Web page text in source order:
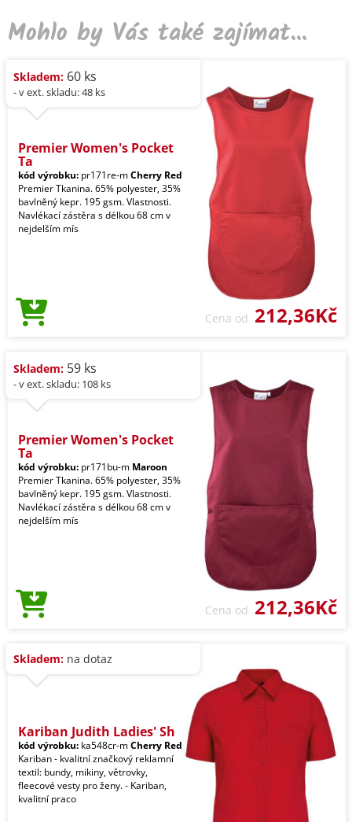
Mohlo by Vás také zajímat...
Skladem: 60 ks
- v ext. skladu: 48 ks
Premier Women's Pocket
Ta
kód výrobku: pr171re-mCherry Red
Premier Tkanina. 65% polyester, 35%
bavlněný kepr. 195 gsm. Vlastnosti.
Navlékací zástěra s délkou 68 cm v
nejdelším mís
Cena od 212,36Kč
Skladem: 59 ks
- v ext. skladu: 108 ks
Premier Women's Pocket
Ta
kód výrobku: pr171bu-m Maroon
Premier Tkanina. 65% polyester, 35%
bavlněný kepr. 195 gsm. Vlastnosti.
Navlékací zástěra s délkou 68 cm v
nejdelším mís
Cena od 212,36Kč
Skladem: na dotaz
Kariban Judith Ladies' Sh
kód výrobku: ka548cr-mCherry Red
Kariban - kvalitní značkový reklamní
textil: bundy, mikiny, větrovky,
fleecové vesty pro ženy. - Kariban,
kvalitní praco